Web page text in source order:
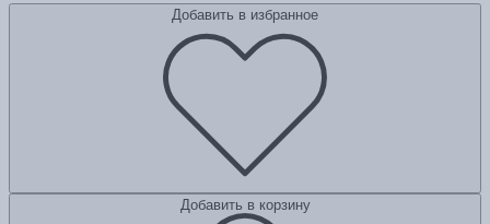
Добавить в избранное
Добавить в корзину